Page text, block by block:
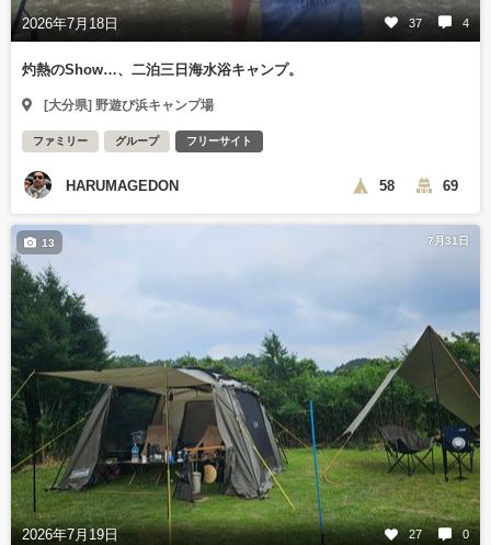
2026年7月18日 37 4
灼熱のShow…、二泊三日海水浴キャンプ。
[大分県] 野遊び浜キャンプ場
ファミリー グループ フリーサイト
HARUMAGEDON 58 69
7月31日
2026年7月19日 27 0
13